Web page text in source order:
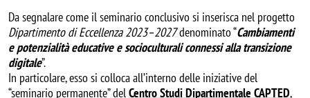
Da segnalare come il seminario conclusivo si inserisca nel progetto
Dipartimento di Eccellenza 2023–2027denominato “Cambiamenti
e potenzialità educative e socioculturali connessi alla transizione
digitale”.
In particolare, esso si colloca all’interno delle iniziative del
“seminario permanente” delCentro Studi Dipartimentale CAPTED,